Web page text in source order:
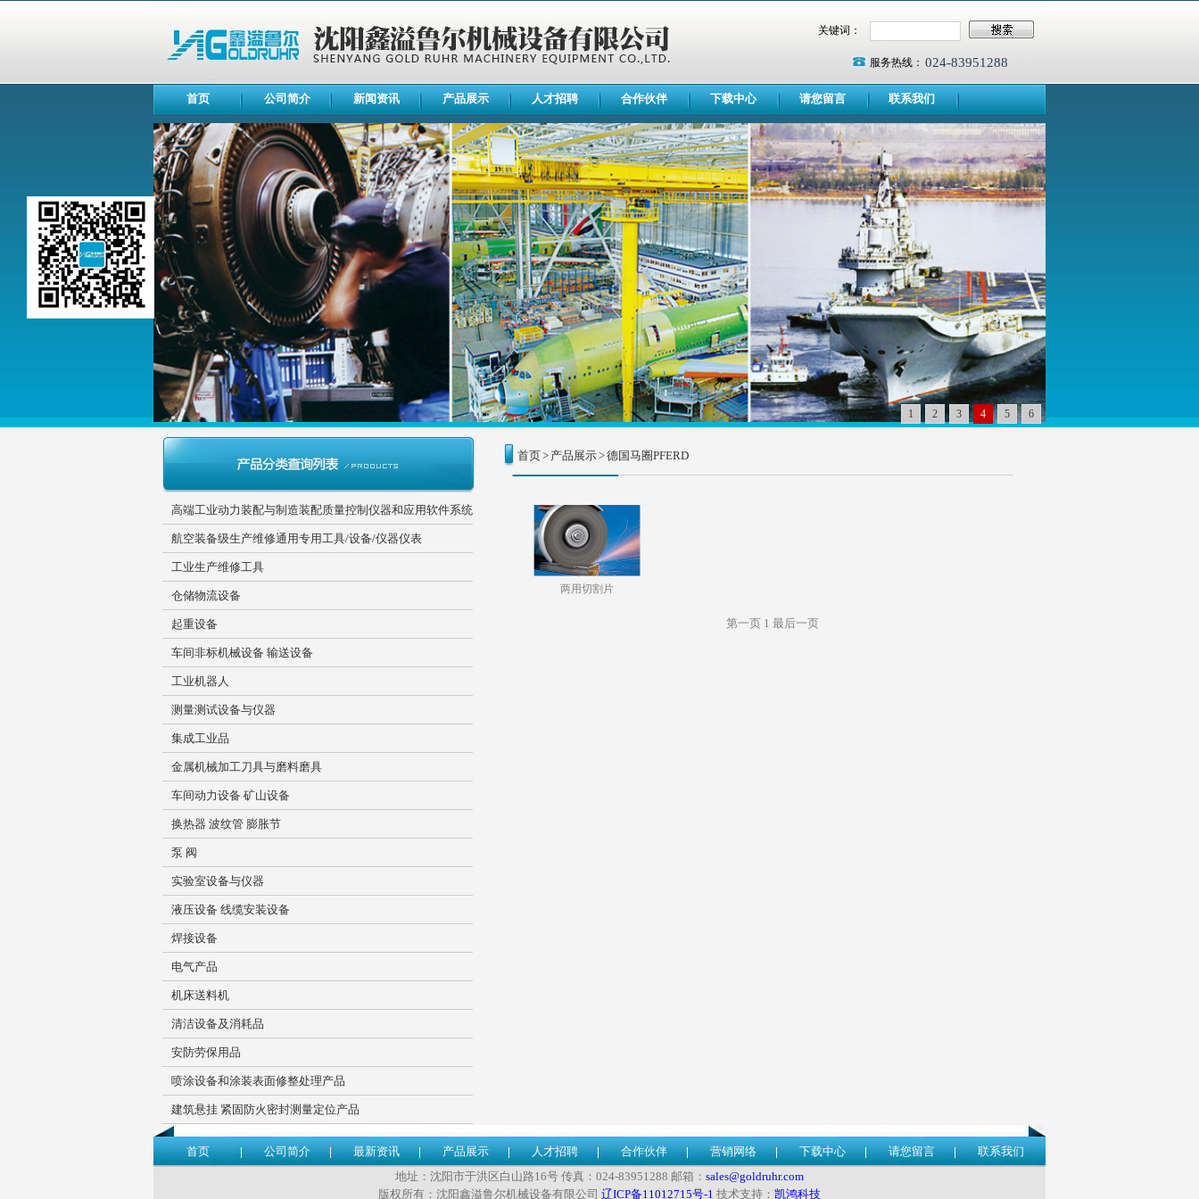
关键词：
服务热线： 024-83951288
首页 公司简介 新闻资讯 产品展示 人才招聘 合作伙伴 下载中心 请您留言 联系我们
1 2 3 4 5 6
高端工业动力装配与制造装配质量控制仪器和应用软件系统
航空装备级生产维修通用专用工具/设备/仪器仪表
工业生产维修工具
仓储物流设备
起重设备
车间非标机械设备 输送设备
工业机器人
测量测试设备与仪器
集成工业品
金属机械加工刀具与磨料磨具
车间动力设备 矿山设备
换热器 波纹管 膨胀节
泵 阀
实验室设备与仪器
液压设备 线缆安装设备
焊接设备
电气产品
机床送料机
清洁设备及消耗品
安防劳保用品
喷涂设备和涂装表面修整处理产品
建筑悬挂 紧固防火密封测量定位产品
首页> 产品展示>德国马圈PFERD
两用切割片
第一页 1 最后一页
首页 公司简介 最新资讯 产品展示 人才招聘 合作伙伴 营销网络 下载中心 请您留言
联系我们
地址：沈阳市于洪区白山路16号 传真：024-83951288 邮箱： sales@goldruhr.com
版权所有：沈阳鑫溢鲁尔机械设备有限公司 辽ICP备11012715号-1 技术支持： 凯鸿科技